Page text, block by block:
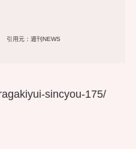
NEWS
sincyou-175/